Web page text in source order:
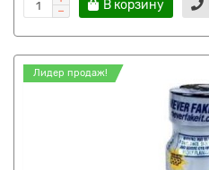
В корзину
Лидер продаж!